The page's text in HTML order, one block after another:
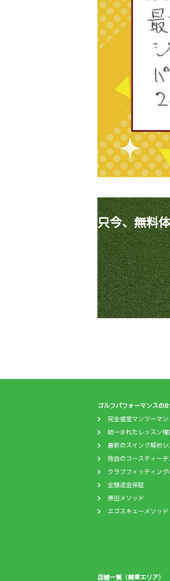
只今、無料
ゴルフパフォーマンスの8
完全個室マンツーマン
統一されたレッスン理
最新のスイング解析シ
独自のコースティーチ
クラブフィッティン
全額返金保証
原田メソッド
エゴスキューメソッド
店舗一覧（関東エリア）